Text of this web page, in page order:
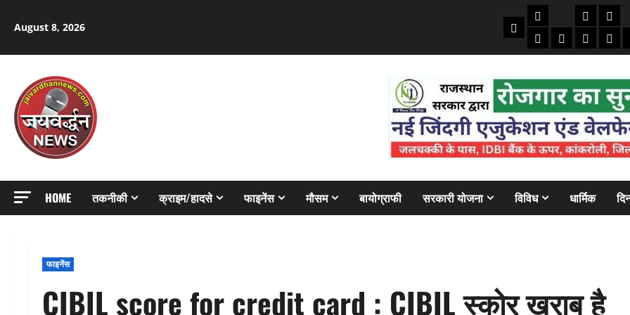
August 8, 2026 Home
तकनीकी
ऑटो
मोबाइल
क्राइम/
अजबबैंक
HOME तकनीकी क्राइम/हादसे फाइनेंस मौसम बायोग्राफी सरकारी योजना विविध धार्मिक
फाइनेंस
CIBIL score for credit card : CIBIL स्कोर खराब है